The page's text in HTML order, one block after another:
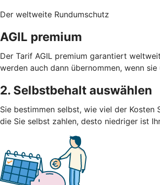
Der weltweite Rundumschutz
AGIL premium
Der Tarif AGIL premium garantiert
werden auch dann übernommen, wenn
2. Selbstbehalt auswählen
Sie bestimmen selbst, wie viel der Kosten
die Sie selbst zahlen, desto niedriger ist